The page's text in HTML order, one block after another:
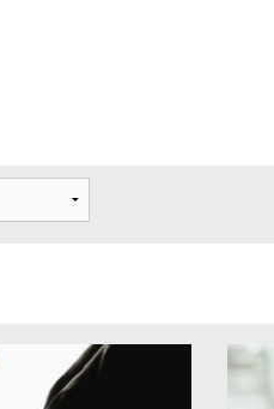
il faire maigrir?
possibles avec le
du Collagène?